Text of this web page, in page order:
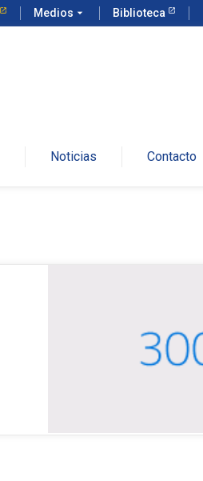
Medios arrow_drop_down Biblioteca
Noticias Contacto